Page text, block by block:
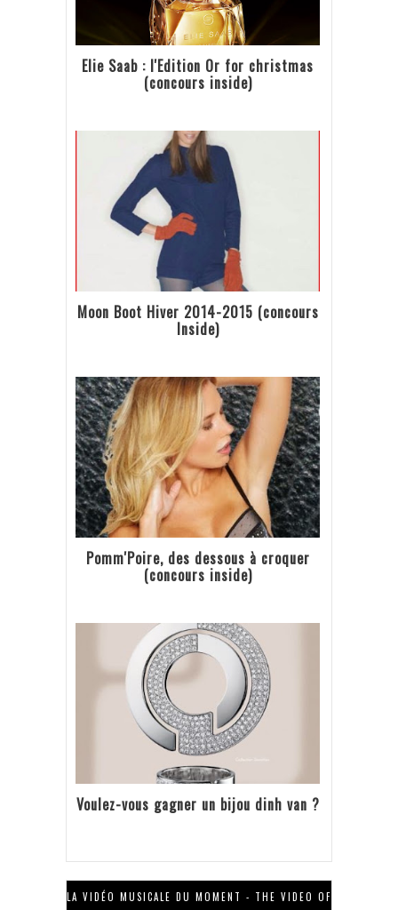
Elie Saab : l'Edition Or for christmas
(concours inside)
Moon Boot Hiver 2014-2015 (concours
Inside)
Pomm'Poire, des dessous à croquer
(concours inside)
Voulez-vous gagner un bijou dinh van ?
LA VIDÉO MUSICALE DU MOMENT - THE VIDEO OF